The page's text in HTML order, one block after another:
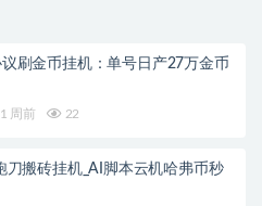
刷金币挂机：单号日产27万金币
1 周前 22
刀搬砖挂机_AI脚本云机哈弗币秒